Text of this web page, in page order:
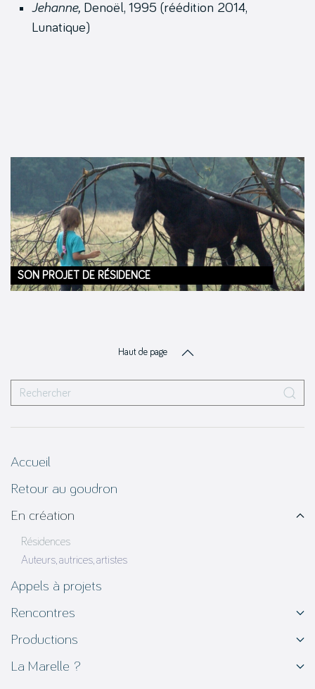
Jehanne, Denoël, 1995 (réédition 2014,
Lunatique)
SON PROJET DE RÉSIDENCE
Haut de page
Accueil
Retour au goudron
En création
Résidences
Auteurs, autrices, artistes
Appels à projets
Rencontres
Productions
La Marelle ?